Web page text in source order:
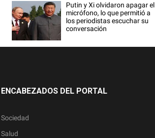
Putin y Xi olvidaron apagar el
micrófono, lo que permitió a
los periodistas escuchar su
conversación
ENCABEZADOS DEL PORTAL
Sociedad
Salud